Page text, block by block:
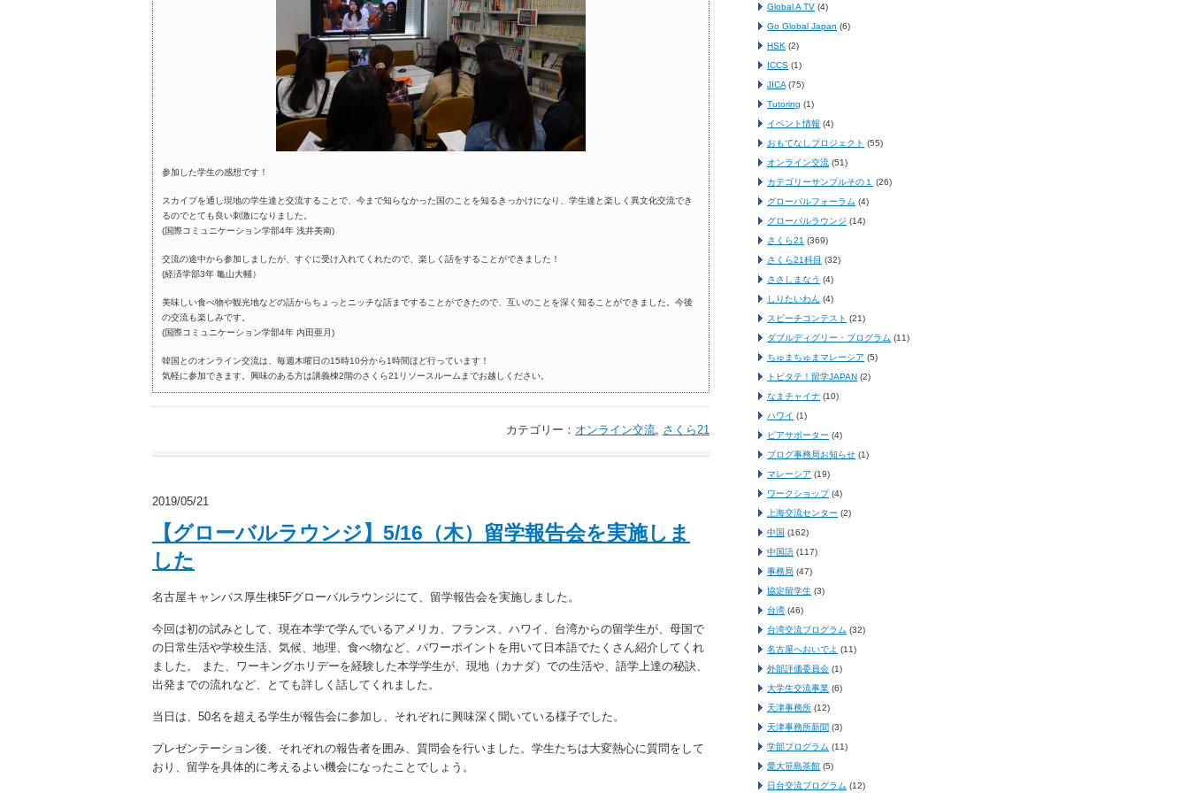
参加した学生の感想です！
スカイプを通し現地の学生達と交流することで、今まで知らなかった国のことを知るきっかけになり、学生達と楽しく異文化交流でき
るのでとても良い刺激になりました。
(国際コミュニケーション学部4年 浅井美南)
交流の途中から参加しましたが、すぐに受け入れてくれたので、楽しく話をすることができました！
(経済学部3年 亀山大輔）
美味しい食べ物や観光地などの話からちょっとニッチな話まですることができたので、互いのことを深く知ることができました。今後
の交流も楽しみです。
(国際コミュニケーション学部4年 内田亜月)
韓国とのオンライン交流は、毎週木曜日の15時10分から1時間ほど行っています！
気軽に参加できます。興味のある方は講義棟2階のさくら21リソースルームまでお越しください。
カテゴリー： オンライン交流, さくら21
2019/05/21
【グローバルラウンジ】5/16（木）留学報告会を実施しま
した
名古屋キャンパス厚生棟5Fグローバルラウンジにて、留学報告会を実施しました。
今回は初の試みとして、現在本学で学んでいるアメリカ、フランス、ハワイ、台湾からの留学生が、母国で
の日常生活や学校生活、気候、地理、食べ物など、パワーポイントを用いて日本語でたくさん紹介してくれ
ました。 また、ワーキングホリデーを経験した本学学生が、現地（カナダ）での生活や、語学上達の秘訣、
出発までの流れなど、とても詳しく話してくれました。
当日は、50名を超える学生が報告会に参加し、それぞれに興味深く聞いている様子でした。
プレゼンテーション後、それぞれの報告者を囲み、質問会を行いました。学生たちは大変熱心に質問をして
おり、留学を具体的に考えるよい機会になったことでしょう。
Global A TV (4)
Go Global Japan (6)
HSK (2)
ICCS (1)
JICA (75)
Tutoring (1)
イベント情報 (4)
おもてなしプロジェクト (55)
オンライン交流 (51)
カテゴリーサンプルその１
(26)
グローバルフォーラム (4)
グローバルラウンジ (14)
さくら21 (369)
さくら21科目 (32)
ささしまなう (4)
しりたいわん (4)
スピーチコンテスト (21)
ダブルディグリー・プログラム (11)
ちゅまちゅまマレーシア (5)
トビタテ！留学JAPAN (2)
なまチャイナ (10)
ハワイ (1)
ピアサポーター (4)
ブログ事務局お知らせ (1)
マレーシア (19)
ワークショップ(4)
上海交流センター (2)
中国 (162)
中国語 (117)
事務局 (47)
協定留学生 (3)
台湾 (46)
台湾交流プログラム (32)
名古屋へおいでよ (11)
外部評価委員会 (1)
大学生交流事業 (6)
天津事務所 (12)
天津事務所新聞 (3)
学部プログラム (11)
愛大笹島茶館 (5)
日台交流プログラム (12)